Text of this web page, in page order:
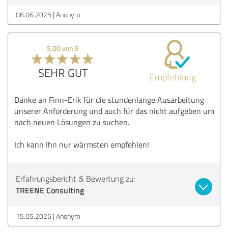
06.06.2025 Anonym
5,00 von 5
SEHR GUT Empfehlung
Danke an Finn-Erik für die stundenlange Ausarbeitung
unserer Anforderung und auch für das nicht aufgeben um
nach neuen Lösungen zu suchen.
Ich kann Ihn nur wärmsten empfehlen!
Erfahrungsbericht & Bewertung zu:
TREENE Consulting
15.05.2025 Anonym